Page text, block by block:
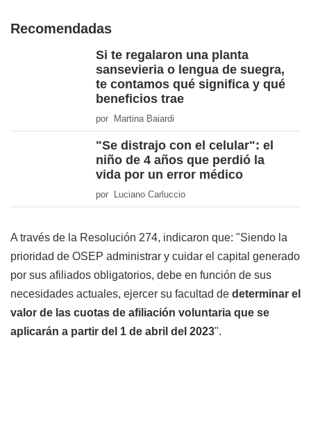
Recomendadas
Si te regalaron una planta
sansevieria o lengua de suegra,
te contamos qué significa y qué
beneficios trae
por Martina Baiardi
"Se distrajo con el celular": el
niño de 4 años que perdió la
vida por un error médico
por Luciano Carluccio
A través de la Resolución 274, indicaron que: "Siendo la
prioridad de OSEP administrar y cuidar el capital generado
por sus afiliados obligatorios, debe en función de sus
necesidades actuales, ejercer su facultad de determinar el
valor de las cuotas de afiliación voluntaria que se
aplicarán a partir del 1 de abril del 2023".